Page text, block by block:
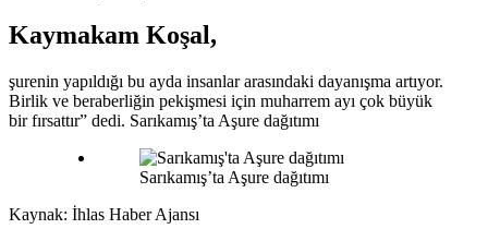
Kaymakam Koşal,
şurenin yapıldığı bu ayda insanlar arasındaki dayanışma artıyor.
Birlik ve beraberliğin pekişmesi için muharrem ayı çok büyük
bir fırsattır” dedi. Sarıkamış’ta Aşure dağıtımı
Sarıkamış’ta Aşure dağıtımı
Kaynak: İhlas Haber Ajansı